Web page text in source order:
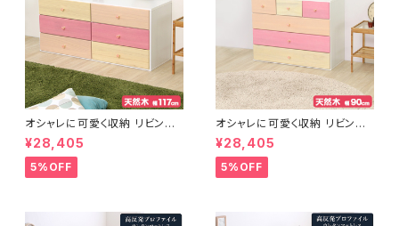
オシャレに可愛く収納 リビング
用ワイドチェスト 3段 幅117cm
天然木（桐）日本製｜petora-
ペトラ- SH-08-PTR117
¥28,405
5%OFF
オシャレに可愛く収納 リビング
用ローチェスト 4段 幅90cm
天然木（桐）日本製｜petora-
ペトラ- SH-08-PTR90
¥28,405
5%OFF